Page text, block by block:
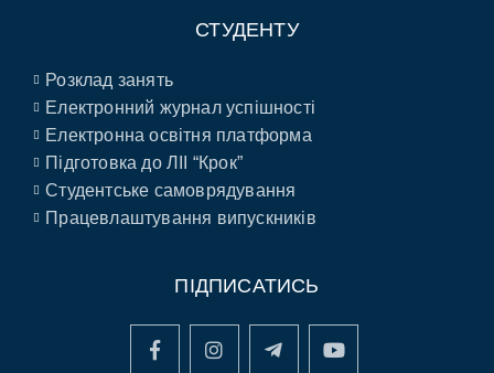
СТУДЕНТУ
Розклад занять
Електронний журнал успішності
Електронна освітня платформа
Підготовка до ЛІІ “Крок”
Студентське самоврядування
Працевлаштування випускників
ПІДПИСАТИСЬ